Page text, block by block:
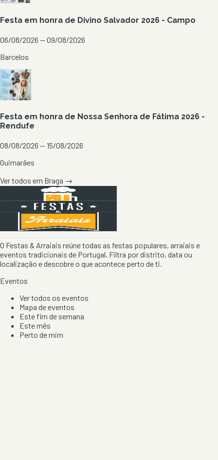
Festa em honra de Divino Salvador 2026 - Campo
06/08/2026 — 09/08/2026
Barcelos
Festa em honra de Nossa Senhora de Fátima 2026 -
Rendufe
08/08/2026 — 15/08/2026
Guimarães
Ver todos em Braga →
O Festas & Arraiais reúne todas as festas populares, arraiais e
eventos tradicionais de Portugal. Filtra por distrito, data ou
localização e descobre o que acontece perto de ti.
Eventos
Ver todos os eventos
Mapa de eventos
Este fim de semana
Este mês
Perto de mim